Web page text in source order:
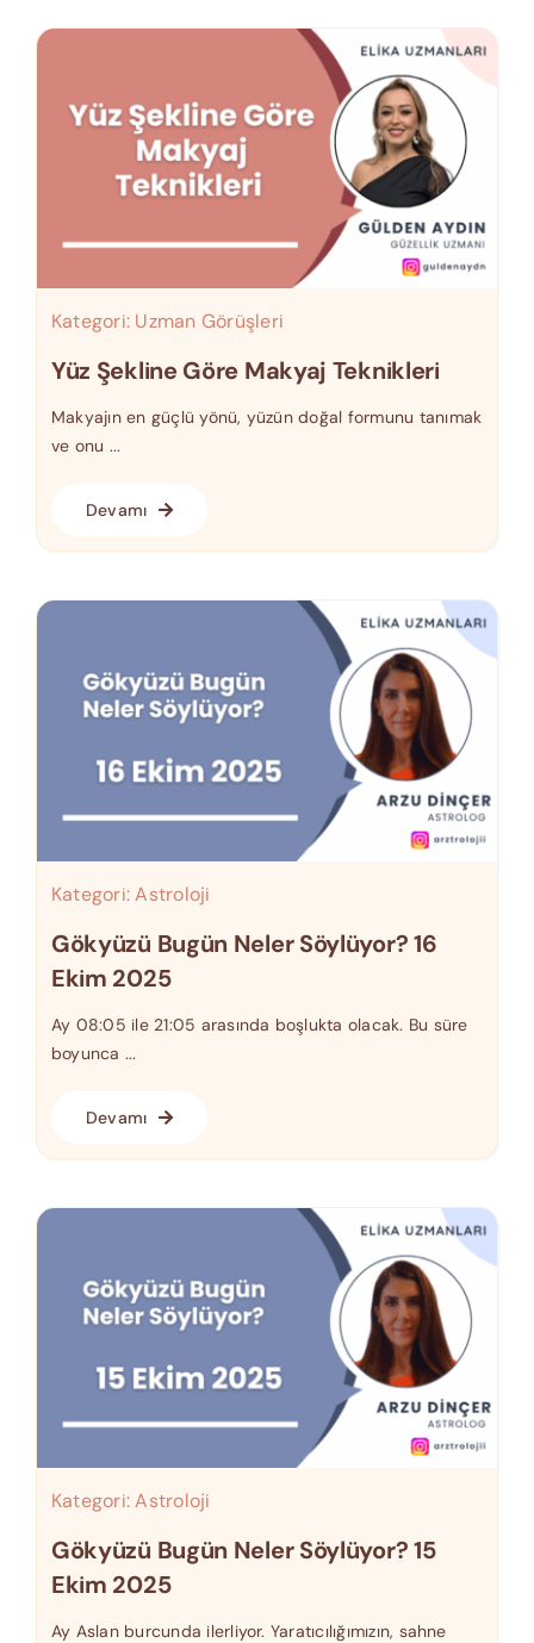
Kategori: Uzman Görüşleri
Yüz Şekline Göre Makyaj Teknikleri
Makyajın en güçlü yönü, yüzün doğal formunu tanımak
ve onu ...
Devamı
Kategori:Astroloji
Gökyüzü Bugün Neler Söylüyor? 16
Ekim 2025
Ay 08:05 ile 21:05 arasında boşlukta olacak. Bu süre
boyunca ...
Devamı
Kategori:Astroloji
Gökyüzü Bugün Neler Söylüyor? 15
Ekim 2025
Ay Aslan burcunda ilerliyor. Yaratıcılığımızın, sahne